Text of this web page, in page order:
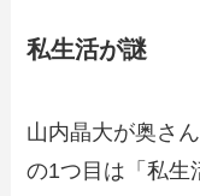
私生活が謎
山内晶大が奥さ
の1つ目は「私生